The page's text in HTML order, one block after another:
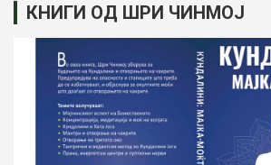
КНИГИ ОД ШРИ ЧИНМОЈ